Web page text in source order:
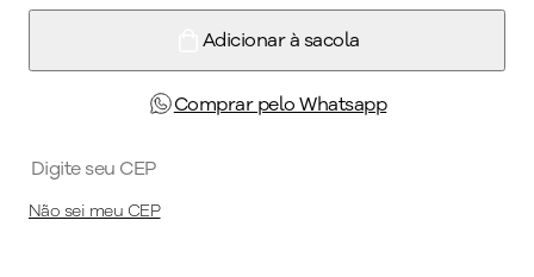
Adicionar à sacola
Comprar pelo Whatsapp
Não sei meu CEP